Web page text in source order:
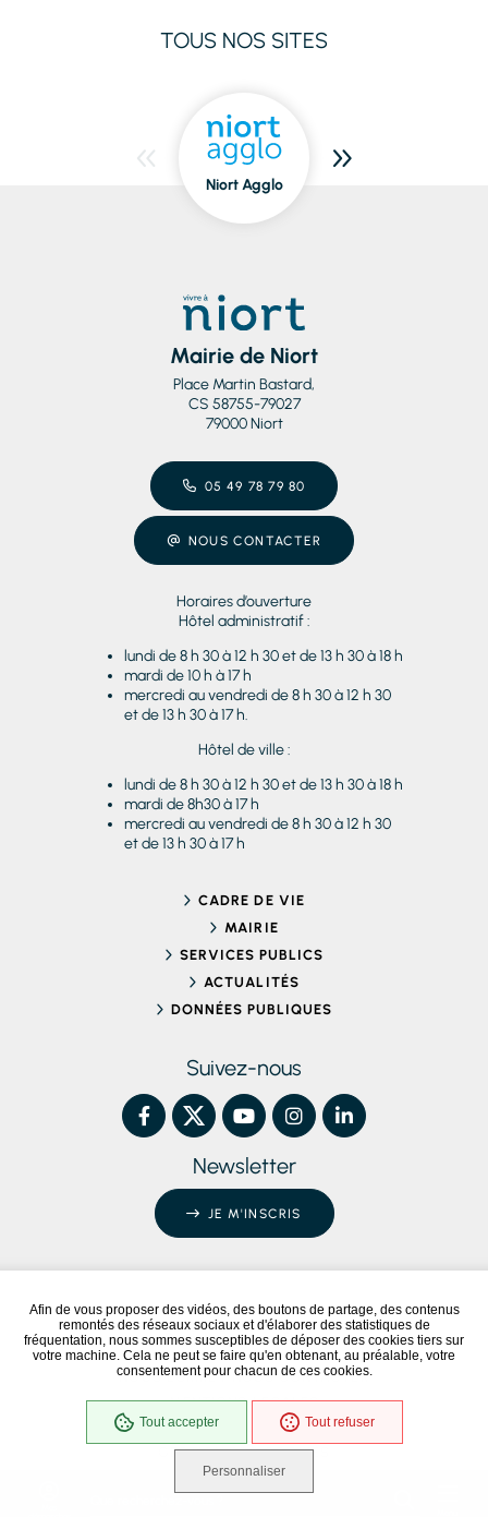
Afin de vous proposer des vidéos, des boutons de partage, des contenus
remontés des réseaux sociaux et d'élaborer des statistiques de
fréquentation, nous sommes susceptibles de déposer des cookies tiers sur
votre machine. Cela ne peut se faire qu'en obtenant, au préalable, votre
consentement pour chacun de ces cookies.
Tout accepter Tout refuser
Personnaliser
TOUS NOS SITES
Niort Agglo
Mairie de Niort
Place Martin Bastard,
CS 58755-79027
79000 Niort
05 49 78 79 80
NOUS CONTACTER
Horaires d’ouverture
Hôtel administratif :
lundi de 8 h 30 à 12 h 30 et de 13 h 30 à 18 h
mardi de 10 h à 17 h
mercredi au vendredi de 8 h 30 à 12 h 30
et de 13 h 30 à 17 h.
Hôtel de ville :
lundi de 8 h 30 à 12 h 30 et de 13 h 30 à 18 h
mardi de 8h30 à 17 h
mercredi au vendredi de 8 h 30 à 12 h 30
et de 13 h 30 à 17 h
CADRE DE VIE
MAIRIE
SERVICES PUBLICS
ACTUALITÉS
DONNÉES PUBLIQUES
Suivez-nous
Newsletter
JE M'INSCRIS
Conformité RGAA
Partiellement conforme
NOUS ÉCRIRE / NOUS CONTACTER
MENTIONS LÉGALES
PLAN DU SITE
GESTION DES COOKIES